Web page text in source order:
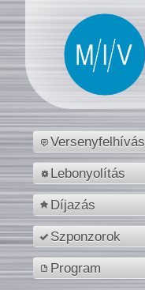
Versenyfelhívás
Lebonyolítás
Díjazás
Szponzorok
Program